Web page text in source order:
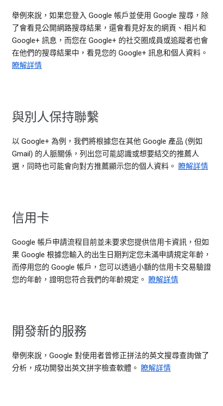
舉例來說，如果您登入 Google 帳戶並使用 Google 搜尋，除
了會看見公開網路搜尋結果，還會看見好友的網頁、相片和
Google+ 訊息，而您在 Google+ 的社交圈成員或追蹤者也會
在他們的搜尋結果中，看見您的 Google+ 訊息和個人資料。
瞭解詳情
與別人保持聯繫
以 Google+ 為例，我們將根據您在其他 Google 產品 (例如
Gmail) 的人脈關係，列出您可能認識或想要結交的推薦人
選，同時也可能會向對方推薦顯示您的個人資料。
瞭解詳情
信用卡
Google 帳戶申請流程目前並未要求您提供信用卡資訊，但如
果 Google 根據您輸入的出生日期判定您未滿申請規定年齡，
而停用您的 Google 帳戶，您可以透過小額的信用卡交易驗證
您的年齡，證明您符合我們的年齡規定。
瞭解詳情
開發新的服務
舉例來說，Google 對使用者曾修正拼法的英文搜尋查詢做了
分析，成功開發出英文拼字檢查軟體。
瞭解詳情